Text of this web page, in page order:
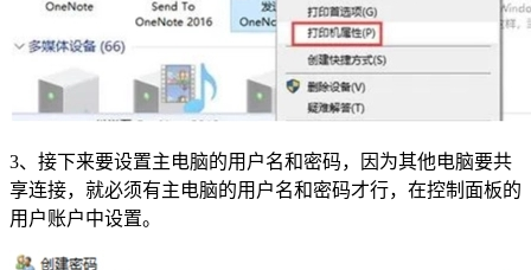
3、接下来要设置主电脑的用户名和密码，因为其他电脑要共
享连接，就必须有主电脑的用户名和密码才行，在控制面板的
用户账户中设置。